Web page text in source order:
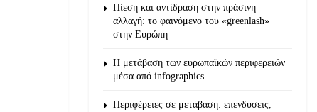
Πίεση και αντίδραση στην πράσινη
αλλαγή: το φαινόμενο του «greenlash»
στην Ευρώπη
Η μετάβαση των ευρωπαϊκών περιφερειών
μέσα από infographics
Περιφέρειες σε μετάβαση: επενδύσεις,